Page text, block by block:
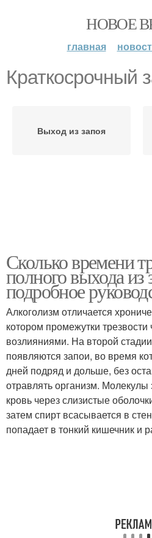
НОВОЕ
главная
Краткосрочный
Выход из запоя
Сколько времени
полного выхода из
подробное
Алкоголизм отличается
котором промежутки
возлияниями. На второй
появляются запои, во время
дней подряд и дольше, без
отравлять организм.
кровь через слизистые
затем спирт всасывается в
попадает в тонкий кишечник и